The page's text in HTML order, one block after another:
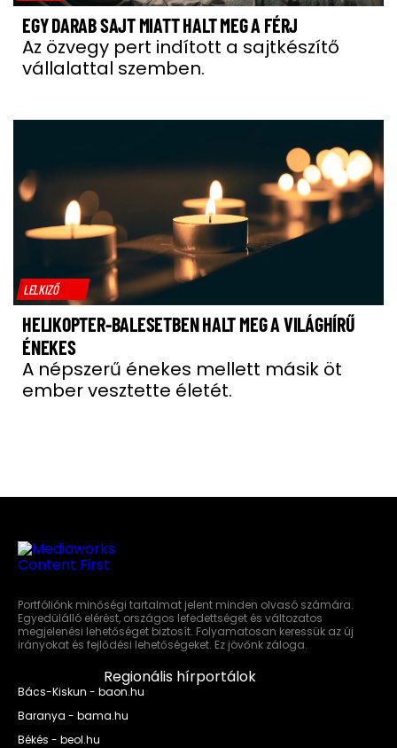
EGY DARAB SAJT MIATT HALT MEG A FÉRJ
Az özvegy pert indított a sajtkészítő
vállalattal szemben.
LELKIZŐ
HELIKOPTER-BALESETBEN HALT MEG A VILÁGHÍRŰ
ÉNEKES
A népszerű énekes mellett másik öt
ember vesztette életét.
Portfóliónk minőségi tartalmat jelent minden olvasó számára.
Egyedülálló elérést, országos lefedettséget és változatos
megjelenési lehetőséget biztosít. Folyamatosan keressük az új
irányokat és fejlődési lehetőségeket. Ez jövőnk záloga.
Regionális hírportálok
Bács-Kiskun - baon.hu
Baranya - bama.hu
Békés - beol.hu